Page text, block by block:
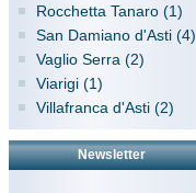
Rocchetta Tanaro (1)
San Damiano d'Asti (4)
Vaglio Serra (2)
Viarigi (1)
Villafranca d'Asti (2)
Newsletter